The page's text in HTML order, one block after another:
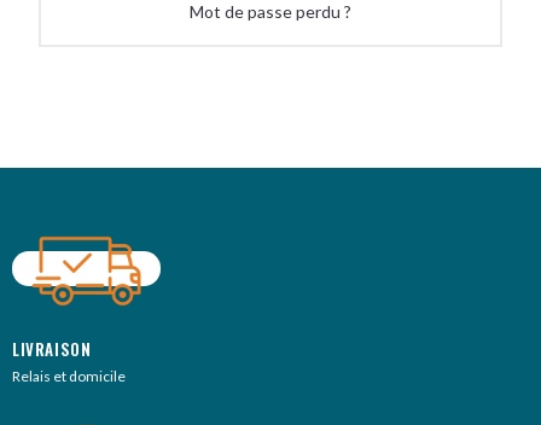
Mot de passe perdu ?
LIVRAISON
Relais et domicile